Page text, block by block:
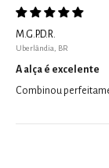
M.G.P.D.R.
Uberlândia, BR
A alça é excelente
Combinou